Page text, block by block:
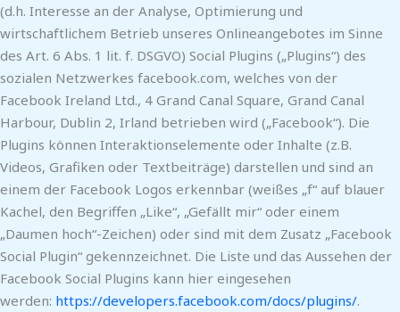
(d.h. Interesse an der Analyse, Optimierung und
wirtschaftlichem Betrieb unseres Onlineangebotes im Sinne
des Art. 6 Abs. 1 lit. f. DSGVO) Social Plugins („Plugins“) des
sozialen Netzwerkes facebook.com, welches von der
Facebook Ireland Ltd., 4 Grand Canal Square, Grand Canal
Harbour, Dublin 2, Irland betrieben wird („Facebook“). Die
Plugins können Interaktionselemente oder Inhalte (z.B.
Videos, Grafiken oder Textbeiträge) darstellen und sind an
einem der Facebook Logos erkennbar (weißes „f“ auf blauer
Kachel, den Begriffen „Like“, „Gefällt mir“ oder einem
„Daumen hoch“-Zeichen) oder sind mit dem Zusatz „Facebook
Social Plugin“ gekennzeichnet. Die Liste und das Aussehen der
Facebook Social Plugins kann hier eingesehen
werden: https://developers.facebook.com/docs/plugins/.